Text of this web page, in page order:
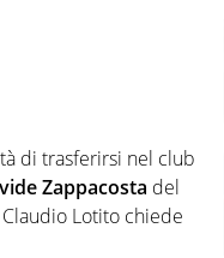
di trasferirsi nel club
Zappacosta del
Lotito chiede